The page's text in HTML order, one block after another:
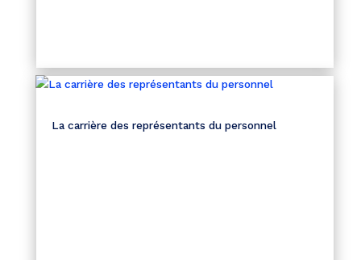
La carrière des représentants du personnel